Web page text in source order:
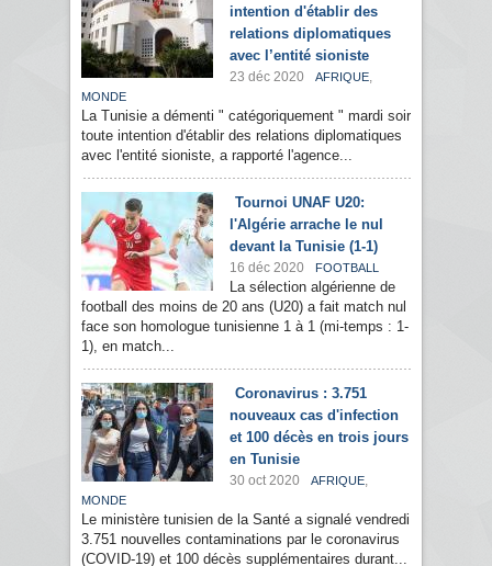
intention d'établir des
relations diplomatiques
avec l’entité sioniste
23 déc 2020 AFRIQUE,
MONDE
La Tunisie a démenti " catégoriquement " mardi soir
toute intention d'établir des relations diplomatiques
avec l'entité sioniste, a rapporté l'agence...
Tournoi UNAF U20:
l'Algérie arrache le nul
devant la Tunisie (1-1)
16 déc 2020 FOOTBALL
La sélection algérienne de
football des moins de 20 ans (U20) a fait match nul
face son homologue tunisienne 1 à 1 (mi-temps : 1-
1), en match...
Coronavirus : 3.751
nouveaux cas d'infection
et 100 décès en trois jours
en Tunisie
30 oct 2020 AFRIQUE,
MONDE
Le ministère tunisien de la Santé a signalé vendredi
3.751 nouvelles contaminations par le coronavirus
(COVID-19) et 100 décès supplémentaires durant...